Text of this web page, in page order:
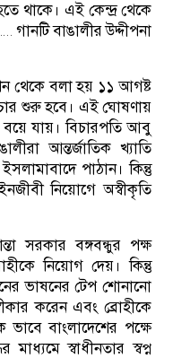
থাকে। এই কেন্দ্র থেকে
গানটি বাঙালীর উদ্দীপনা
থেকে বলা হয় ১১ আগষ্ট
শুরু হবে। এই ঘোষণায়
বয়ে যায়। বিচারপতি আবু
আন্তর্জাতিক খ্যাতি
পাঠান। কিন্তু
নিয়োগে অস্বীকৃতি
সরকার বঙ্গবন্ধুর পক্ষ
নিয়োগ দেয়। কিন্তু
ভাষনের টেপ শোনানো
করেন এবং ব্রোহীকে
বাংলাদেশের পক্ষে
স্বাধীনতার স্বপ্ন